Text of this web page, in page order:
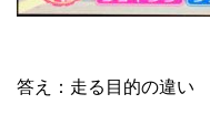
答え：走る目的の違い